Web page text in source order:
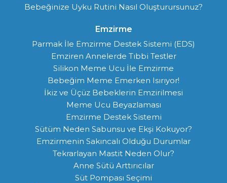
Bebeğinize Uyku Rutini Nasıl Oluşturursunuz?
Emzirme
Parmak İle Emzirme Destek Sistemi (EDS)
Emziren Annelerde Tıbbi Testler
Silikon Meme Ucu İle Emzirme
Bebeğim Meme Emerken Isırıyor!
İkiz ve Üçüz Bebeklerin Emzirilmesi
Meme Ucu Beyazlaması
Emzirme Destek Sistemi
Sütüm Neden Sabunsu ve Ekşi Kokuyor?
Emzirmenin Sakıncalı Olduğu Durumlar
Tekrarlayan Mastit Neden Olur?
Anne Sütü Arttırıcılar
Süt Pompası Seçimi